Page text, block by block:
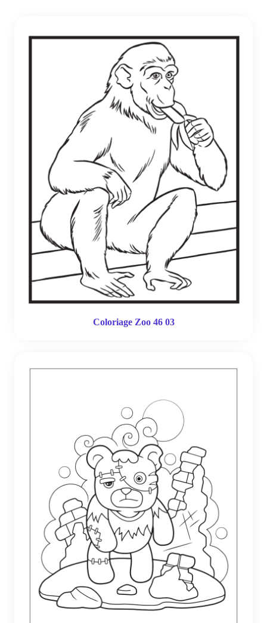
Coloriage Zoo 46 03